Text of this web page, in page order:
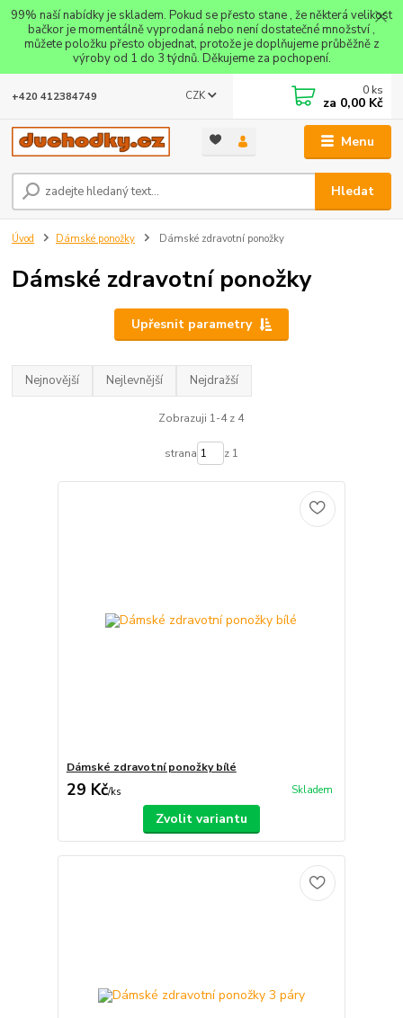
99% naší nabídky je skladem. Pokud se přesto stane , že některá velikost
bačkor je momentálně vyprodaná nebo není dostatečné množství ,
můžete položku přesto objednat, protože je doplňujeme průběžně z
výroby od 1 do 3 týdnů. Děkujeme za pochopení.
Menu
CZK
Hledat
+420 412384749 0 ks
za 0,00 Kč
Úvod Dámské ponožky Dámské zdravotní ponožky
Dámské zdravotní ponožky
Upřesnit parametry
Nejnovější Nejlevnější Nejdražší
Zobrazuji 1-4 z 4
strana z 1
Dámské zdravotní ponožky bílé
29 Kč/ks Skladem
Zvolit variantu